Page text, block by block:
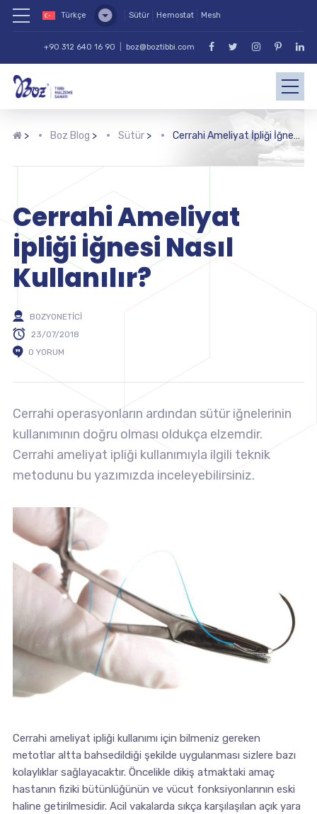
Türkçe Sütür Hemostat Mesh
+90 312 640 16 90 boz@boztibbi.com
> Boz Blog > Sütür> Cerrahi Ameliyat İpliği İğnesi Nasıl Kullanılır?
Cerrahi Ameliyat
İpliği İğnesi Nasıl
Kullanılır?
BOZYONETICI
23/07/2018
0 YORUM
Cerrahi operasyonların ardından sütür iğnelerinin
kullanımının doğru olması oldukça elzemdir.
Cerrahi ameliyat ipliği kullanımıyla ilgili teknik
metodunu bu yazımızda inceleyebilirsiniz.
Cerrahi ameliyat ipliği kullanımı için bilmeniz gereken
metotlar altta bahsedildiği şekilde uygulanması sizlere bazı
kolaylıklar sağlayacaktır. Öncelikle dikiş atmaktaki amaç
hastanın fiziki bütünlüğünün ve vücut fonksiyonlarının eski
haline getirilmesidir. Acil vakalarda sıkça karşılaşılan açık yara